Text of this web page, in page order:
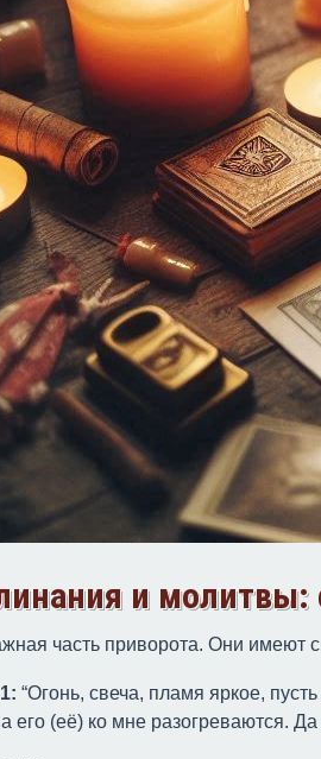
и молитвы:
часть приворота. Они имеют
“Огонь, свеча, пламя яркое,
его (её) ко мне разогреваются. Да